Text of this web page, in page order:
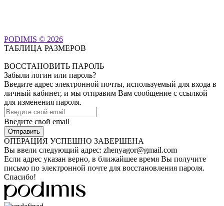
PODIMIS © 2026
ТАБЛИЦА РАЗМЕРОВ
ВОССТАНОВИТЬ ПАРОЛЬ
Забыли логин или пароль?
Введите адрес электронной почты, используемый для входа в
личный кабинет, и мы отправим Вам сообщение с ссылкой
для изменения пароля.
Введите свой email
ОПЕРАЦИЯ УСПЕШНО ЗАВЕРШЕНА
Вы ввели следующий адрес: zhenyagor@gmail.com
Если адрес указан верно, в ближайшее время Вы получите
письмо по электронной почте для восстановления пароля.
Спасибо!